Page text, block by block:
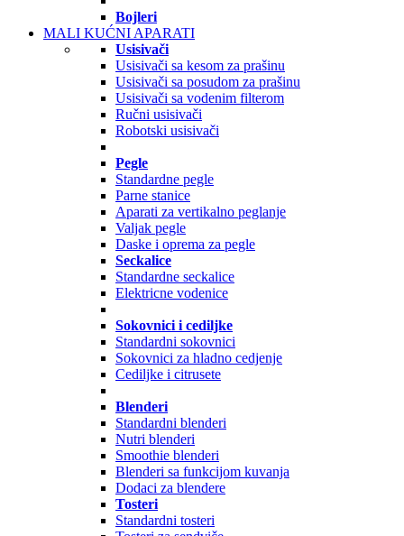
Bojleri
MALI KUĆNI APARATI
Usisivači
Usisivači sa kesom za prašinu
Usisivači sa posudom za prašinu
Usisivači sa vodenim filterom
Ručni usisivači
Robotski usisivači
Pegle
Standardne pegle
Parne stanice
Aparati za vertikalno peglanje
Valjak pegle
Daske i oprema za pegle
Seckalice
Standardne seckalice
Elektricne vodenice
Sokovnici i cediljke
Standardni sokovnici
Sokovnici za hladno cedjenje
Cediljke i citrusete
Blenderi
Standardni blenderi
Nutri blenderi
Smoothie blenderi
Blenderi sa funkcijom kuvanja
Dodaci za blendere
Tosteri
Standardni tosteri